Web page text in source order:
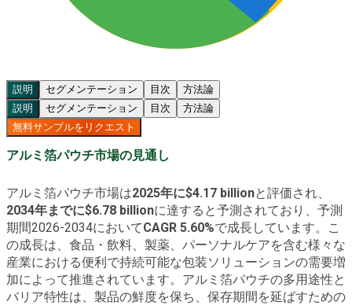
説明 セグメンテーション 目次
方法論
説明
セグメンテーション 目次
方法論
無料サンプルをリクエスト
アルミ箔パウチ市場の見通し
アルミ箔パウチ市場は2025年に$4.17 billionと評価され、
2034年までに$6.78 billionに達すると予測されており、予測
期間2026-2034においてCAGR 5.60%で成長しています。こ
の成長は、食品・飲料、製薬、パーソナルケアを含む様々な
産業における便利で持続可能な包装ソリューションの需要増
加によって推進されています。アルミ箔パウチの多用途性と
バリア特性は、製品の鮮度を保ち、保存期間を延ばすための